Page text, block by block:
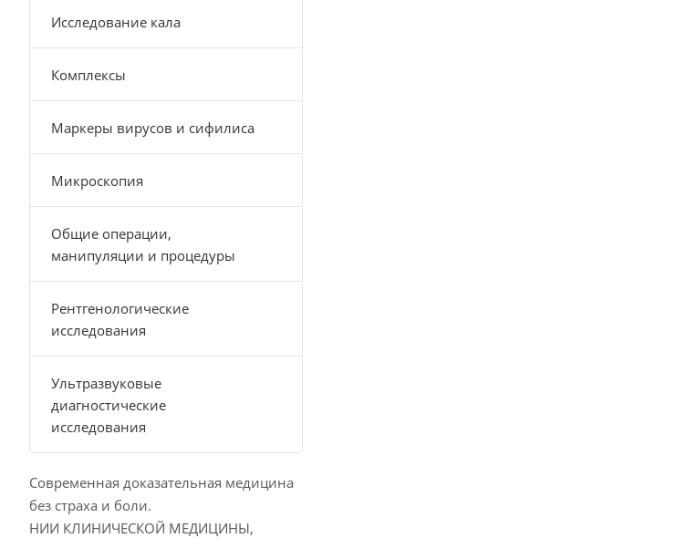
Исследование кала
Комплексы
Маркеры вирусов и сифилиса
Микроскопия
Общие операции,
манипуляции и процедуры
Рентгенологические
исследования
Ультразвуковые
диагностические
исследования
Современная доказательная медицина
без страха и боли.
НИИ КЛИНИЧЕСКОЙ МЕДИЦИНЫ,